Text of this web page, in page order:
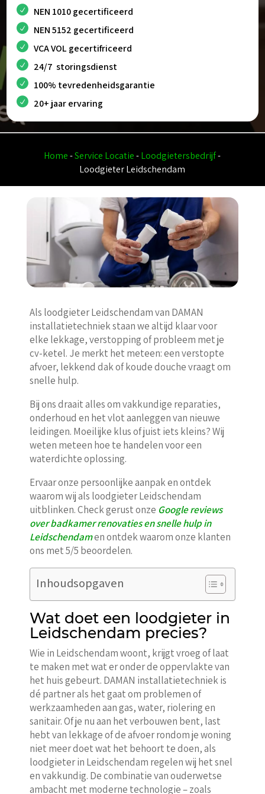
NEN 1010 gecertificeerd
NEN 5152 gecertificeerd
VCA VOL gecertifriceerd
24/7 storingsdienst
100% tevredenheidsgarantie
20+ jaar ervaring
Home-Service Locatie-Loodgietersbedrijf-
Loodgieter Leidschendam
Als loodgieter Leidschendam van DAMAN
installatietechniek staan we altijd klaar voor
elke lekkage, verstopping of probleem met je
cv-ketel. Je merkt het meteen: een verstopte
afvoer, lekkend dak of koude douche vraagt om
snelle hulp.
Bij ons draait alles om vakkundige reparaties,
onderhoud en het vlot aanleggen van nieuwe
leidingen. Moeilijke klus of juist iets kleins? Wij
weten meteen hoe te handelen voor een
waterdichte oplossing.
Ervaar onze persoonlijke aanpak en ontdek
waarom wij als loodgieter Leidschendam
uitblinken. Check gerust onze Google reviews
over badkamer renovaties en snelle hulp in
Leidschendamen ontdek waarom onze klanten
ons met 5/5 beoordelen.
Inhoudsopgaven
Wat doet een loodgieter in
Leidschendam precies?
Wie in Leidschendam woont, krijgt vroeg of laat
te maken met wat er onder de oppervlakte van
het huis gebeurt. DAMAN installatietechniek is
dé partner als het gaat om problemen of
werkzaamheden aan gas, water, riolering en
sanitair. Of je nu aan het verbouwen bent, last
hebt van lekkage of de afvoer rondom je woning
niet meer doet wat het behoort te doen, als
loodgieter in Leidschendam regelen wij het snel
en vakkundig. De combinatie van ouderwetse
ambacht met moderne technologie – zoals